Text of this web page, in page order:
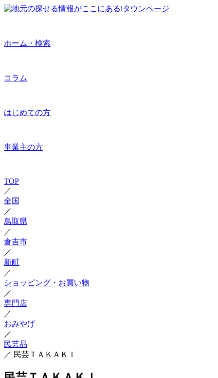
ホーム・検索
コラム
はじめての方
事業主の方
TOP
／
全国
／
鳥取県
／
倉吉市
／
新町
／
ショッピング・お買い物
／
専門店
／
おみやげ
／
民芸品
／ 民芸ＴＡＫＡＫＩ